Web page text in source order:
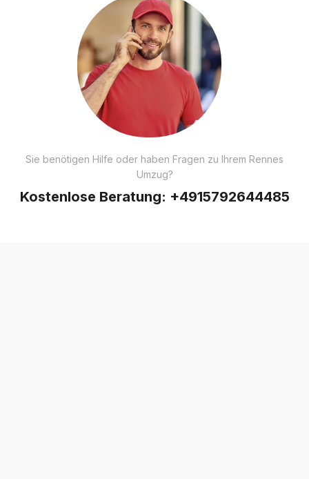
Sie benötigen Hilfe oder haben Fragen zu Ihrem Rennes
Umzug?
Kostenlose Beratung: +4915792644485